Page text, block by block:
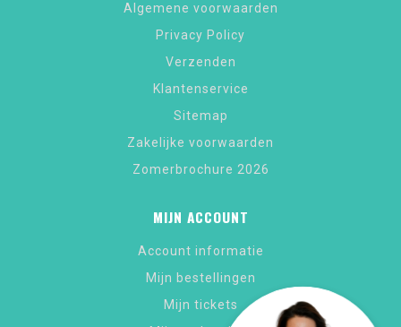
Algemene voorwaarden
Privacy Policy
Verzenden
Klantenservice
Sitemap
Zakelijke voorwaarden
Zomerbrochure 2026
MIJN ACCOUNT
Account informatie
Mijn bestellingen
Mijn tickets